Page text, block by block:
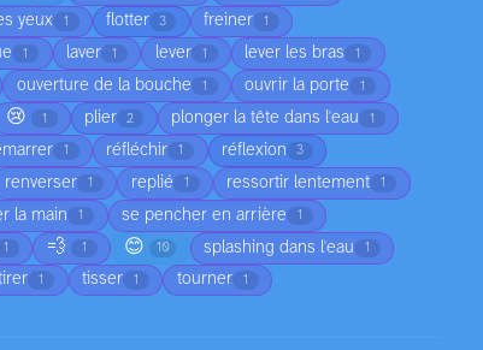
yeux 1 flotter 3 freiner 1
1 laver 1 lever 1 lever les bras 1
ouverture de la bouche 1 ouvrir la porte 1
😢 1 plier 2 plonger la tête dans l'eau 1
1 réfléchir 1 réflexion 3
renverser 1 replié 1 ressortir lentement 1
la main 1 se pencher en arrière 1
1 💨 1 😊 10 splashing dans l'eau 1
1 tisser 1 tourner 1